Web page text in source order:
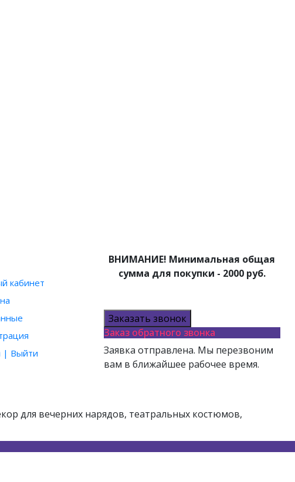
кабинет
| Выйти
ВНИМАНИЕ! Минимальная общая
сумма для покупки - 2000 руб.
Заказать звонок
Заказ обратного звонка
Заявка отправлена. Мы перезвоним
вам в ближайшее рабочее время.
для вечерних нарядов, театральных костюмов,